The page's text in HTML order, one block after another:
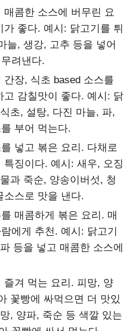
매콤한 소스에 버무린 요
좋다. 예시: 닭고기를 튀
늘, 생강, 고추 등을 넣어
려낸다.
간장, 식초 based 소스를
고 감칠맛이 좋다. 예시: 닭
초, 설탕, 다진 마늘, 파,
부어 먹는다.
넣고 볶은 요리. 다채로
징이다. 예시: 새우, 오징
과 죽순, 양송이버섯, 청
소스로 맛을 낸다.
매콤하게 볶은 요리. 매
에게 추천. 예시: 닭고기
등을 넣고 매콤한 소스에
즐겨 먹는 요리. 피망, 양
꽃빵에 싸먹으면 더 맛있
, 양파, 죽순 등 색깔 있는